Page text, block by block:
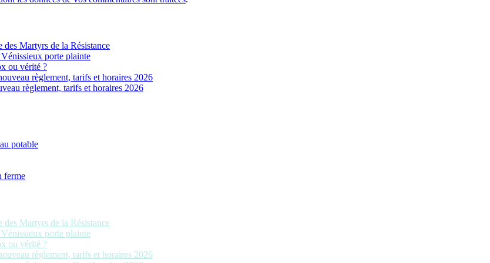
Martyrs de la Résistance
porte plainte
ou vérité ?
règlement, tarifs et horaires 2026
règlement, tarifs et horaires 2026
potable
ferme
Martyrs de la Résistance
porte plainte
ou vérité ?
règlement, tarifs et horaires 2026